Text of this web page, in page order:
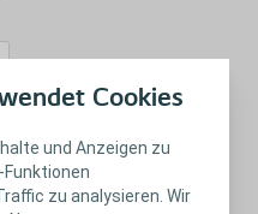
Cookies
und Anzeigen zu
zu analysieren. Wir
ein